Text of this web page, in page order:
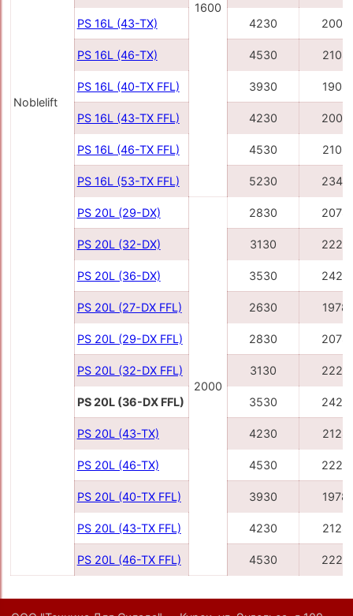
Noblelift
1600
PS 16L (43-TX) 4230 2008
PS 16L (46-TX) 4530 2108
PS 16L (40-TX FFL) 3930 1908
PS 16L (43-TX FFL) 4230 2008
PS 16L (46-TX FFL) 4530 2108
PS 16L (53-TX FFL) 5230 2343
PS 20L (29-DX)
2000
2830 2078
PS 20L (32-DX) 3130 2228
PS 20L (36-DX) 3530 2428
PS 20L (27-DX FFL) 2630 1978
PS 20L (29-DX FFL) 2830 2078
PS 20L (32-DX FFL) 3130 2228
PS 20L (36-DX FFL) 3530 2428
PS 20L (43-TX) 4230 2128
PS 20L (46-TX) 4530 2228
PS 20L (40-TX FFL) 3930 1978
PS 20L (43-TX FFL) 4230 2128
PS 20L (46-TX FFL) 4530 2228